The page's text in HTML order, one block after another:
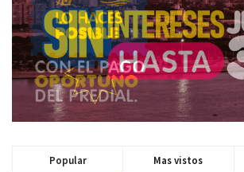
Popular Mas vistos